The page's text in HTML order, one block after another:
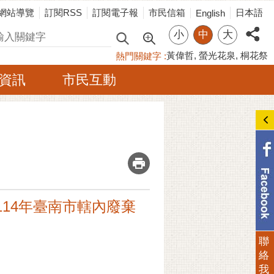
站導覽 訂閱RSS 訂閱電子報 市民信箱 English 日本語
小 中 大
熱門關鍵字 黃偉哲 螢光花泉 桐花祭
訊 市民互動
_
年臺南市轄內廢棄
聯
絡
我